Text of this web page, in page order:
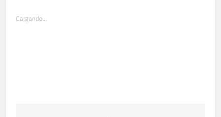
Cargando...